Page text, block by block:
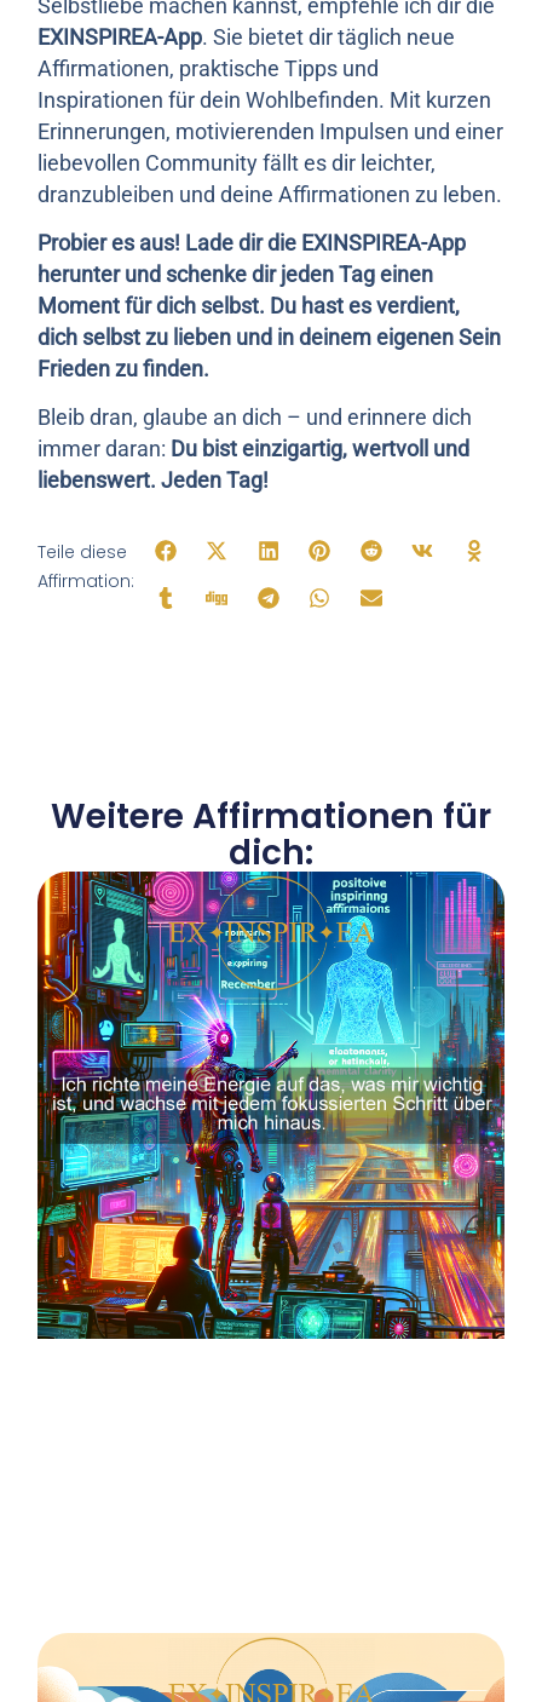
Selbstliebe machen kannst, empfehle ich dir die
EXINSPIREA-App. Sie bietet dir täglich neue
Affirmationen, praktische Tipps und
Inspirationen für dein Wohlbefinden. Mit kurzen
Erinnerungen, motivierenden Impulsen und einer
liebevollen Community fällt es dir leichter,
dranzubleiben und deine Affirmationen zu leben.
Probier es aus! Lade dir die EXINSPIREA-App
herunter und schenke dir jeden Tag einen
Moment für dich selbst. Du hast es verdient,
dich selbst zu lieben und in deinem eigenen Sein
Frieden zu finden.
Bleib dran, glaube an dich – und erinnere dich
immer daran: Du bist einzigartig, wertvoll und
liebenswert. Jeden Tag!
Teile diese
Affirmation:
Weitere Affirmationen für
dich: